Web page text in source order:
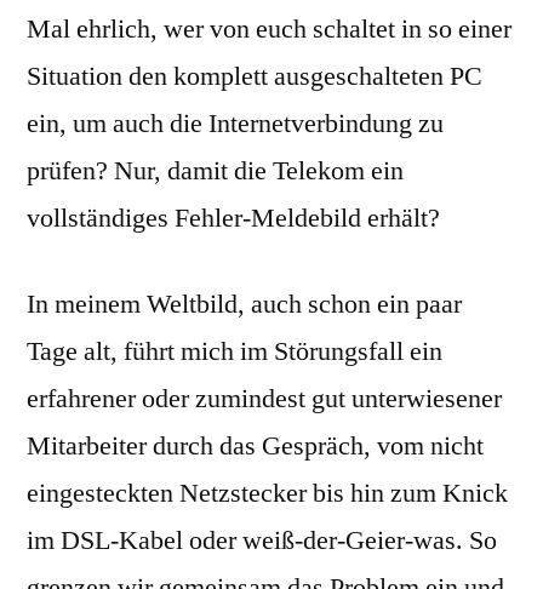
Mal ehrlich, wer von euch schaltet in so einer
Situation den komplett ausgeschalteten PC
ein, um auch die Internetverbindung zu
prüfen? Nur, damit die Telekom ein
vollständiges Fehler-Meldebild erhält?
In meinem Weltbild, auch schon ein paar
Tage alt, führt mich im Störungsfall ein
erfahrener oder zumindest gut unterwiesener
Mitarbeiter durch das Gespräch, vom nicht
eingesteckten Netzstecker bis hin zum Knick
im DSL-Kabel oder weiß-der-Geier-was. So